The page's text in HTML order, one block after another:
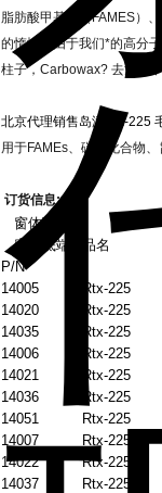
脂肪酸甲基酯（FAMES）
的惰性。由于我们*的高分
柱子，Carbowax? 去活层
北京代理销售岛津Rtx-225
用于FAMEs、碳氢化合物
订货信息:
窗体顶端
窗体底端
P/N
品名
14005 Rtx-225
14020
Rtx-225
14035
Rtx-225
14006
Rtx-225
14021
Rtx-225
14036
Rtx-225
14051
Rtx-225
14007
Rtx-225
14022
Rtx-225
14037
Rtx-225